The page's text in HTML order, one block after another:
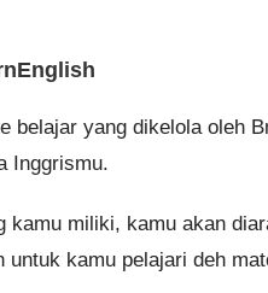
belajar yang dikelola oleh
Inggrismu.
kamu miliki, kamu akan
kamu pelajari deh